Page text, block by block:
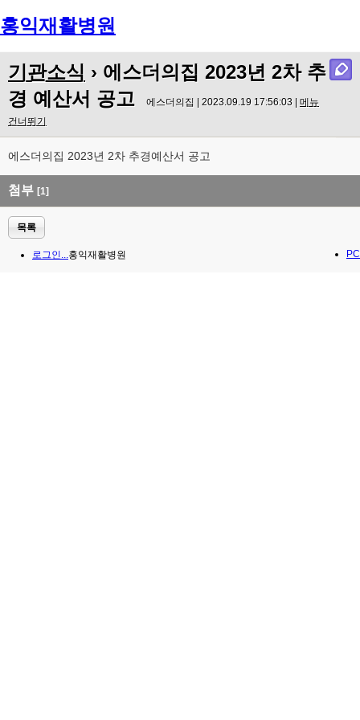
홍익재활병원
Menu
기관소식 › 에스더의집 2023년 2차 추
경 예산서 공고
에스더의집 | 2023.09.19 17:56:03 | 메뉴
건너뛰기
에스더의집 2023년 2차 추경예산서 공고
첨부 [1]
목록
로그인... PC
홍익재활병원